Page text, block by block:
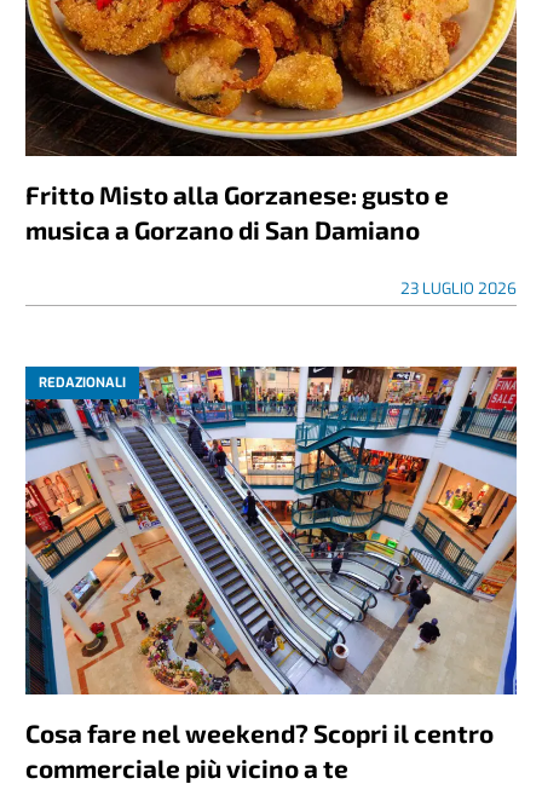
Fritto Misto alla Gorzanese: gusto e
musica a Gorzano di San Damiano
23 LUGLIO 2026
REDAZIONALI
Cosa fare nel weekend? Scopri il centro
commerciale più vicino a te